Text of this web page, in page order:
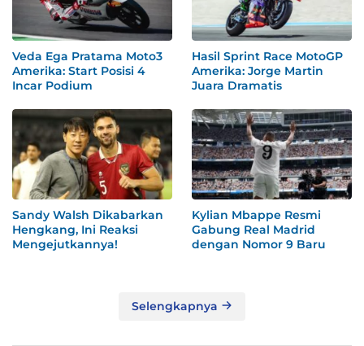
Veda Ega Pratama Moto3
Amerika: Start Posisi 4
Incar Podium
Hasil Sprint Race MotoGP
Amerika: Jorge Martin
Juara Dramatis
Sandy Walsh Dikabarkan
Hengkang, Ini Reaksi
Mengejutkannya!
Kylian Mbappe Resmi
Gabung Real Madrid
dengan Nomor 9 Baru
Selengkapnya